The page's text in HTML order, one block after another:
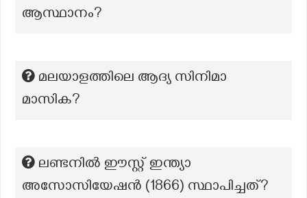
ആസ്ഥാനം?
മലയാളത്തിലെ ആദ്യ സിനിമാ
മാസിക?
ലണ്ടനിൽ ഈസ്റ്റ് ഇന്ത്യാ
അസോസിയേഷൻ (1866) സ്ഥാപിച്ചത്?